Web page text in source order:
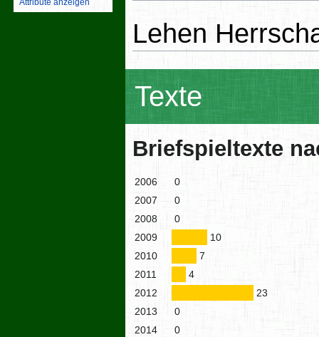
Lehen
Texte
Briefspieltexte
2006
0
2007
0
2008
0
2009
10
2010
7
2011
4
2012
23
2013
0
2014
0
Attribute anzeigen